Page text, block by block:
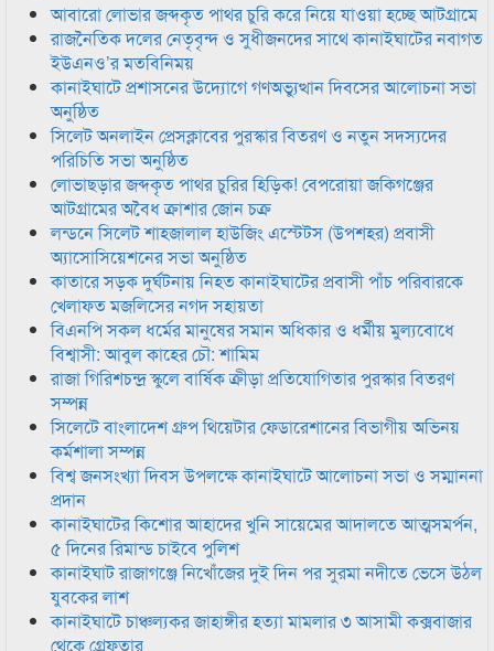
আবারো লোভার জব্দকৃত পাথর চুরি করে নিয়ে যাওয়া হচ্ছে আটগ্রামে
রাজনৈতিক দলের নেতৃবৃন্দ ও সুধীজনদের সাথে কানাইঘাটের নবাগত
ইউএনও’র মতবিনিময়
কানাইঘাটে প্রশাসনের উদ্যোগে গণঅভ্যুত্থান দিবসের আলোচনা সভা
অনুষ্ঠিত
সিলেট অনলাইন প্রেসক্লাবের পুরস্কার বিতরণ ও নতুন সদস্যদের
পরিচিতি সভা অনুষ্ঠিত
লোভাছড়ার জব্দকৃত পাথর চুরির হিড়িক! বেপরোয়া জকিগঞ্জের
আটগ্রামের অবৈধ ক্রাশার জোন চক্র
লন্ডনে সিলেট শাহজালাল হাউজিং এস্টেটস (উপশহর) প্রবাসী
অ্যাসোসিয়েশনের সভা অনুষ্ঠিত
কাতারে সড়ক দুর্ঘটনায় নিহত কানাইঘাটের প্রবাসী পাঁচ পরিবারকে
খেলাফত মজলিসের নগদ সহায়তা
বিএনপি সকল ধর্মের মানুষের সমান অধিকার ও ধর্মীয় মুল্যবোধে
বিশ্বাসী: আবুল কাহের চৌ: শামিম
রাজা গিরিশচন্দ্র স্কুলে বার্ষিক ক্রীড়া প্রতিযোগিতার পুরস্কার বিতরণ
সম্পন্ন
সিলেটে বাংলাদেশ গ্রুপ থিয়েটার ফেডারেশানের বিভাগীয় অভিনয়
কর্মশালা সম্পন্ন
বিশ্ব জনসংখ্যা দিবস উপলক্ষে কানাইঘাটে আলোচনা সভা ও সম্মাননা
প্রদান
কানাইঘাটের কিশোর আহাদের খুনি সায়েমের আদালতে আত্মসমর্পন,
৫ দিনের রিমান্ড চাইবে পুলিশ
কানাইঘাট রাজাগঞ্জে নিখোঁজের দুই দিন পর সুরমা নদীতে ভেসে উঠল
যুবকের লাশ
কানাইঘাটে চাঞ্চল্যকর জাহাঙ্গীর হত্যা মামলার ৩ আসামী কক্সবাজার
থেকে গ্রেফতার